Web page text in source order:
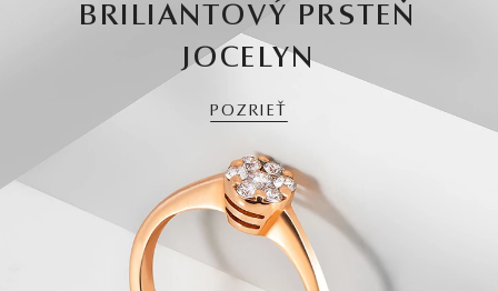
BRILIANTOVÝ PRSTEŇ
JOCELYN
POZRIEŤ